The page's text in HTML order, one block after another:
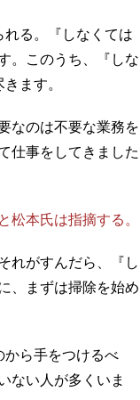
れる。『しなくては
。このうち、『しな
ます。
なのは不要な業務を
仕事をしてきました
本氏は指摘する。
れがすんだら、『し
、まずは掃除を始め
ら手をつけるべ
ない人が多くいま